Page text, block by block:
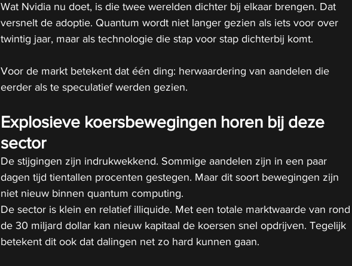
Wat Nvidia nu doet, is die twee werelden dichter bij elkaar brengen. Dat
versnelt de adoptie. Quantum wordt niet langer gezien als iets voor over
twintig jaar, maar als technologie die stap voor stap dichterbij komt.
Voor de markt betekent dat één ding: herwaardering van aandelen die
eerder als te speculatief werden gezien.
Explosieve koersbewegingen horen bij deze
sector
De stijgingen zijn indrukwekkend. Sommige aandelen zijn in een paar
dagen tijd tientallen procenten gestegen. Maar dit soort bewegingen zijn
niet nieuw binnen quantum computing.
De sector is klein en relatief illiquide. Met een totale marktwaarde van rond
de 30 miljard dollar kan nieuw kapitaal de koersen snel opdrijven. Tegelijk
betekent dit ook dat dalingen net zo hard kunnen gaan.